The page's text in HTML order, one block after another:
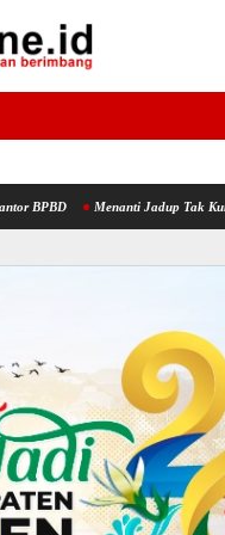
Menanti Jadup Tak Kunjung Cair,